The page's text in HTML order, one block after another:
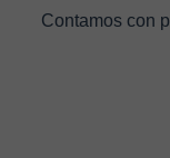
Contamos con